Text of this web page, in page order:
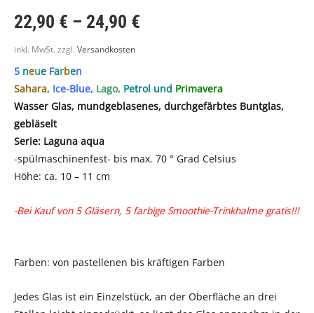
22,90 € – 24,90 €
inkl. MwSt. zzgl. Versandkosten
5 neue Farben
Sahara, Ice-Blue, Lago, Petrol und Primavera
Wasser Glas, mundgeblasenes, durchgefärbtes Buntglas,
gebläselt
Serie: Laguna aqua
-spülmaschinenfest- bis max. 70 ° Grad Celsius
Höhe: ca. 10 – 11 cm
-Bei Kauf von 5 Gläsern, 5 farbige Smoothie-Trinkhalme gratis!!!
Farben: von pastellenen bis kräftigen Farben
Jedes Glas ist ein Einzelstück, an der Oberfläche an drei